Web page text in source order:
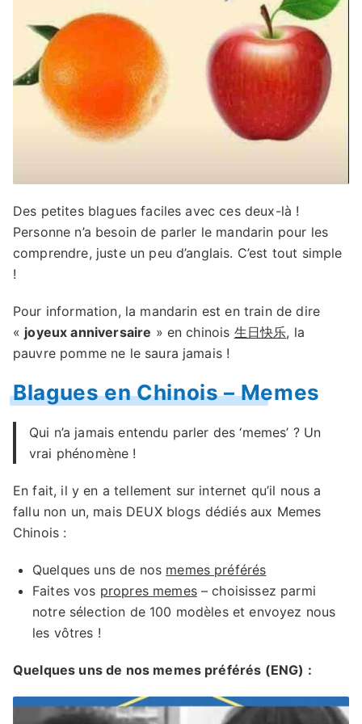
Des petites blagues faciles avec ces deux-là !
Personne n’a besoin de parler le mandarin pour les
comprendre, juste un peu d’anglais. C’est tout simple
!
Pour information, la mandarin est en train de dire
« joyeux anniversaire » en chinois 生日快乐, la
pauvre pomme ne le saura jamais !
Blagues en Chinois – Memes
Qui n’a jamais entendu parler des ‘memes’ ? Un
vrai phénomène !
En fait, il y en a tellement sur internet qu’il nous a
fallu non un, mais DEUX blogs dédiés aux Memes
Chinois :
Quelques uns de nos memes préférés
Faites vos propres memes– choisissez parmi
notre sélection de 100 modèles et envoyez nous
les vôtres !
Quelques uns de nos memes préférés (ENG) :